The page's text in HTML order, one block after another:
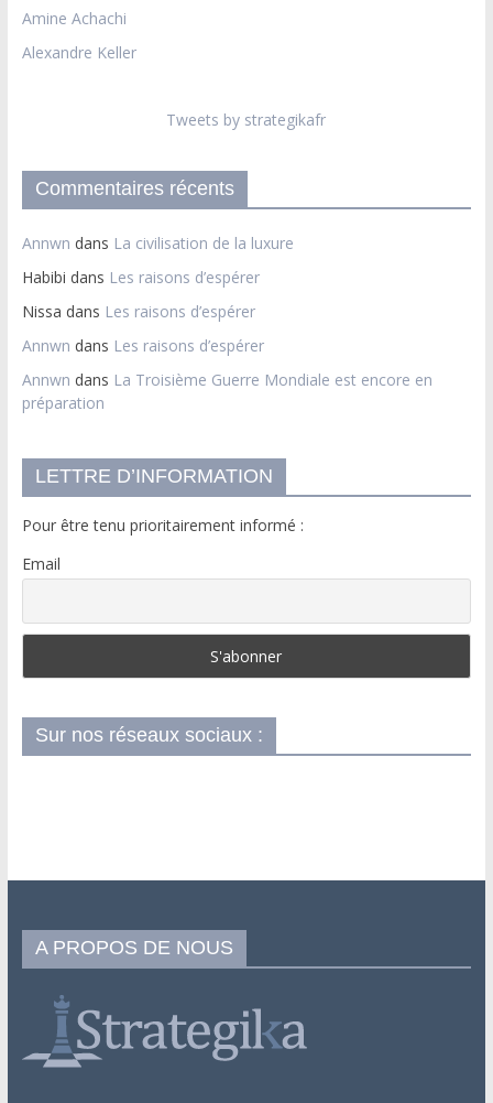
Amine Achachi
Alexandre Keller
Tweets by strategikafr
Commentaires récents
Annwn dans La civilisation de la luxure
Habibi dans Les raisons d’espérer
Nissa dans Les raisons d’espérer
Annwn dans Les raisons d’espérer
Annwn dans La Troisième Guerre Mondiale est encore en
préparation
LETTRE D’INFORMATION
Pour être tenu prioritairement informé :
Email
Sur nos réseaux sociaux :
A PROPOS DE NOUS